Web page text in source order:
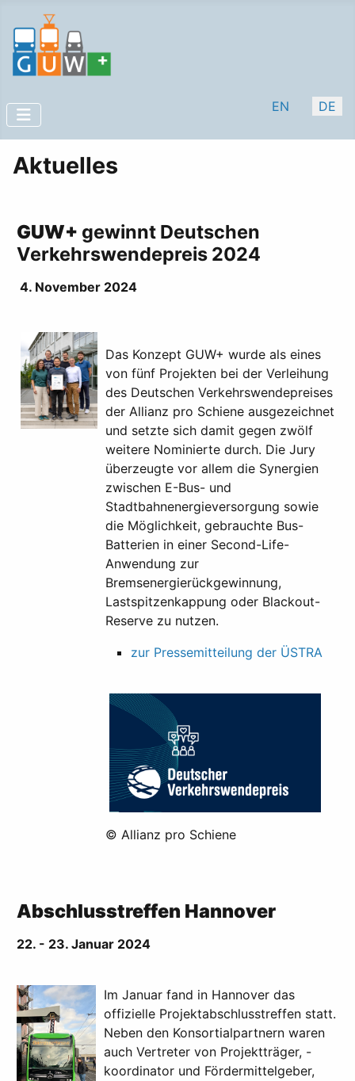
Sprache
EN DE
Aktuelles
GUW+ gewinnt Deutschen
Verkehrswendepreis 2024
4. November 2024
Das Konzept GUW+ wurde als eines
von fünf Projekten bei der Verleihung
des Deutschen Verkehrswendepreises
der Allianz pro Schiene ausgezeichnet
und setzte sich damit gegen zwölf
weitere Nominierte durch. Die Jury
überzeugte vor allem die Synergien
zwischen E-Bus- und
Stadtbahnenergieversorgung sowie
die Möglichkeit, gebrauchte Bus-
Batterien in einer Second-Life-
Anwendung zur
Bremsenergierückgewinnung,
Lastspitzenkappung oder Blackout-
Reserve zu nutzen.
zur Pressemitteilung der ÜSTRA
© Allianz pro Schiene
Abschlusstreffen Hannover
22. - 23. Januar 2024
Im Januar fand in Hannover das
offizielle Projektabschlusstreffen statt.
Neben den Konsortialpartnern waren
auch Vertreter von Projektträger, -
koordinator und Fördermittelgeber,